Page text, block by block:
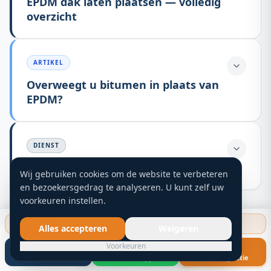
overzicht
ARTIKEL
Overweegt u bitumen in plaats van
EPDM?
DIENST
EPDM lekkage laten repareren
HOE KUNNEN WIJ HELPEN?
Gratis dakinspectie starten
Gratis inspectie
Wij gebruiken cookies om de website te verbeteren
en bezoekersgedrag te analyseren. U kunt zelf uw
voorkeuren instellen.
Alles accepteren
Voorkeuren